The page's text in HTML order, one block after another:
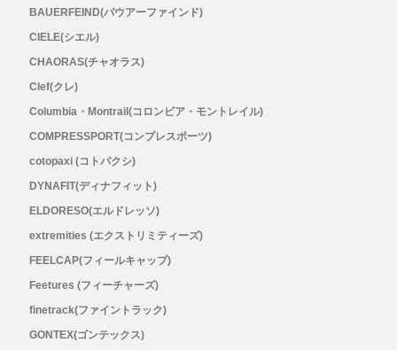
Rab(ラブ)
ROARK(ロアーク)
RYOGEN(リョウゲン)
SALOMON(サロモン)
Simply Wonderful(シンプリーワンダフル)
BAUERFEIND(バウアーファインド)
CIELE(シエル)
CHAORAS(チャオラス)
Clef(クレ)
Columbia・Montrail(コロンビア・モントレイル)
COMPRESSPORT(コンプレスポーツ)
cotopaxi (コトパクシ)
DYNAFIT(ディナフィット)
ELDORESO(エルドレッソ)
extremities (エクストリミティーズ)
FEELCAP(フィールキャップ)
Feetures (フィーチャーズ)
finetrack(ファイントラック)
GONTEX(ゴンテックス)